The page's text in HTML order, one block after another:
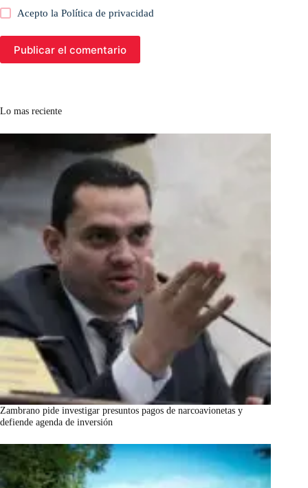
Acepto laPolítica de privacidad
Publicar el comentario
Lo mas reciente
Zambrano pide investigar presuntos pagos de narcoavionetas y
defiende agenda de inversión